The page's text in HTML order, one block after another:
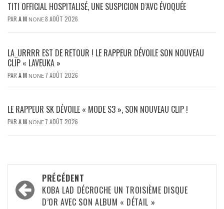
TITI OFFICIAL HOSPITALISÉ, UNE SUSPICION D’AVC ÉVOQUÉE
PAR A M NONE8 AOÛT 2026
LA_URRRR EST DE RETOUR ! LE RAPPEUR DÉVOILE SON NOUVEAU
CLIP « LAVEUKA »
PAR A M NONE 7 AOÛT 2026
LE RAPPEUR SK DÉVOILE « MODE S3 », SON NOUVEAU CLIP !
PAR A M NONE 7 AOÛT 2026
Navigation
d’article
PRÉCÉDENT
KOBA LAD DÉCROCHE UN TROISIÈME DISQUE
D’OR AVEC SON ALBUM « DÉTAIL »